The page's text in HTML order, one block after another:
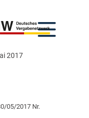
2017
05/2017 Nr.